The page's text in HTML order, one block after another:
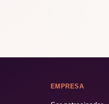
EMPRESA